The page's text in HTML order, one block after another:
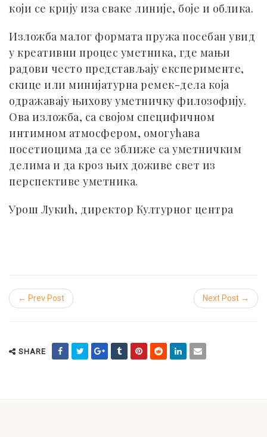
који се крију иза сваке линије, боје и облика.
Изложба малог формата пружа посебан увид
у креативни процес уметника, где мањи
радови често представљају експерименте,
скице или минијатурна ремек-дела која
одражавају њихову уметничку филозофију.
Ова изложба, са својом специфичном
интимном атмосфером, омогућава
посетиоцима да се зближе са уметничким
делима и да кроз њих доживе свет из
перспективе уметника.
Урош Лукић, директор Културног центра
← Prev Post Next Post →
SHARE